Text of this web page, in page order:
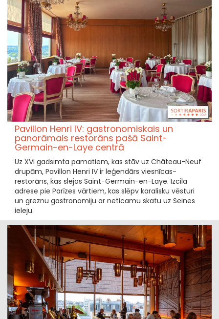
Pavillon Henri IV: gastronomiskais un
panorāmais restorāns pašā Saint-
Germain-en-Laye centrā
Uz XVI gadsimta pamatiem, kas stāv uz Château-Neuf
drupām, Pavillon Henri IV ir leģendārs viesnīcas-
restorāns, kas slejas Saint-Germain-en-Laye. Izcila
adrese pie Parīzes vārtiem, kas slēpv karalisku vēsturi
un greznu gastronomiju ar neticamu skatu uz Seines
ieleju.